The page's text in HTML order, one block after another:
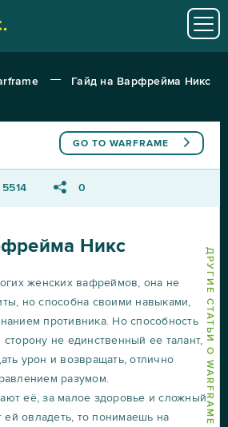
Гайд на Варфрейма Никс
ДРУГИЕ СТАТЬИ О WARFRAME
GO TO WARFRAME
5514 0
Никс
женских вафреймов, она не
но способна своими навыками,
противника. Но способность
не единственный ее талант,
урон и возвращать, отлично
разумом.
её, за малое здоровье и сложный
ей овладеть, то понимаешь на